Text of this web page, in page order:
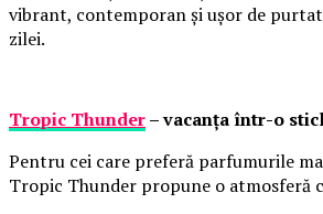
vibrant, contemporan și ușor de
zilei.
Tropic Thunder– vacanța într-o
Pentru cei care preferă parfumurile
Tropic Thunder propune o atmosferă